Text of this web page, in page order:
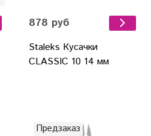
878 руб
Staleks Кусачки
CLASSIC 10 14 мм
Предзаказ